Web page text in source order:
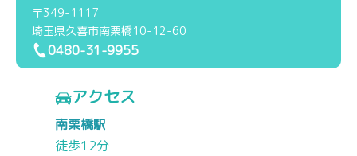
〒349-1117
埼玉県久喜市南栗橋10-12-60
0480-31-9955
アクセス
南栗橋駅
徒歩12分